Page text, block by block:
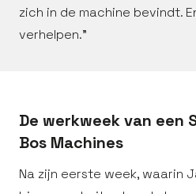
zich in de machine bevindt.
verhelpen.”
De werkweek van een
Bos Machines
Na zijn eerste week, waarin